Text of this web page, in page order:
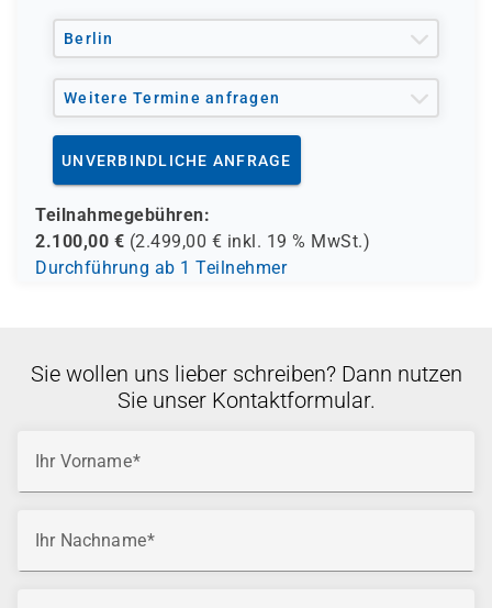
und andere Träger möglich
Berlin
Weitere Termine anfragen
UNVERBINDLICHE ANFRAGE
Teilnahmegebühren:
2.100,00 € (2.499,00 € inkl. 19 % MwSt.)
Durchführung ab 1 Teilnehmer
Sie wollen uns lieber schreiben? Dann nutzen
Sie unser Kontaktformular.
Ihr Vorname
Ihr Nachname